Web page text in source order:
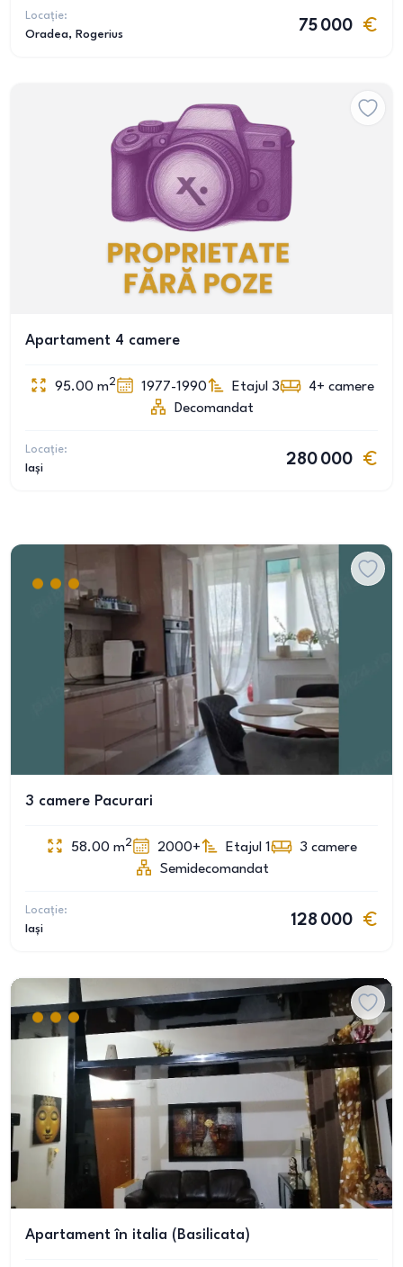
Locație:
Oradea, Rogerius
75 000
Apartament 4 camere
95.00 m2 1977-1990 Etajul 3 4+ camere
Decomandat
Locație:
Iași
280 000
3 camere Pacurari
58.00 m2 2000+ Etajul 1 3 camere
Semidecomandat
Locație:
Iași
128 000
Apartament în italia (Basilicata)